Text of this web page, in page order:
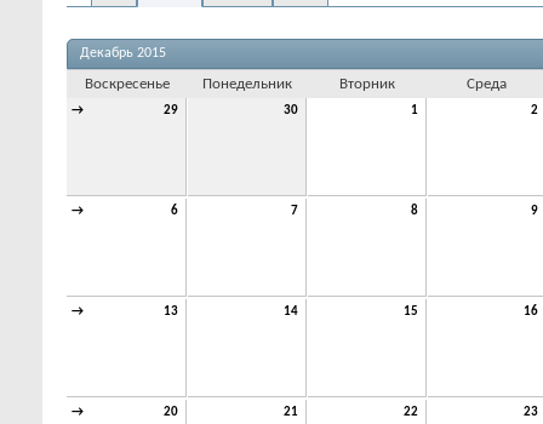
Декабрь 2015
Воскресенье Понедельник Вторник Среда
→ 29 30 1 2
→ 6 7 8 9
→ 13 14 15 16
→ 20 21 22 23